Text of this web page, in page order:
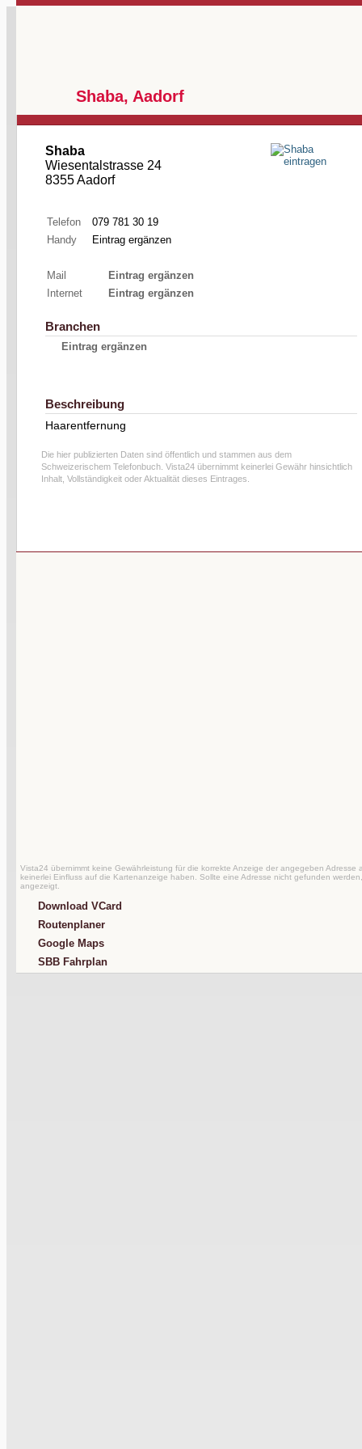
Shaba, Aadorf
Shaba
Wiesentalstrasse 24
8355 Aadorf
Telefon
079 781 30 19
Handy
Eintrag ergänzen
Mail
Eintrag ergänzen
Internet
Eintrag ergänzen
Branchen
Eintrag ergänzen
Beschreibung
Haarentfernung
Die hier publizierten Daten sind öffentlich und stammen aus dem
Schweizerischem Telefonbuch. Vista24 übernimmt keinerlei Gewähr hinsichtlich
Inhalt, Vollständigkeit oder Aktualität dieses Eintrages.
Vista24 übernimmt keine Gewährleistung für die korrekte Anzeige der angegeben Adresse
keinerlei Einfluss auf die Kartenanzeige haben. Sollte eine Adresse nicht gefunden
angezeigt.
Download VCard
Routenplaner
Google Maps
SBB Fahrplan